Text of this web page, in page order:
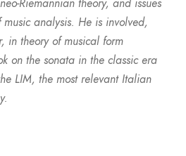
Riemannian theory, and issues
analysis. He is involved,
in theory of musical form
on the sonata in the classic era
LIM, the most relevant Italian